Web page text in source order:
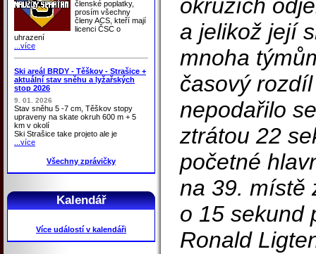
členské poplatky,
prosím všechny
členy ACS, kteří mají
licenci ČSC o
uhrazení
...více
Ski areál BRDY - Těškov - Strašice +
aktuální stav sněhu a lyžařských
stop 2026
9. 01. 2026
Stav sněhu 5 -7 cm, Těškov stopy
upraveny na skate okruh 600 m + 5
km v okolí
Ski Strašice take projeto ale je
...více
Všechny zprávičky
Kalendář
Více událostí v kalendáři
okruzích
a jelikož její
mnoha
časový
nepodařilo
ztrátou 22
početné
na 39. místě
o 15 sekund
Ronald